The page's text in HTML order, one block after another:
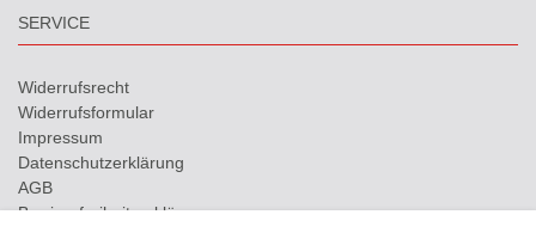
SERVICE
Widerrufs­recht
Widerrufs­formular
Impressum
Daten­schutz­erklärung
AGB
Barrierefreiheitserklärung